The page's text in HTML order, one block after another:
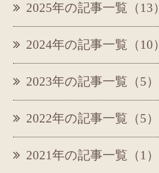
2025年の記事一覧（13）
2024年の記事一覧（10）
2023年の記事一覧（5）
2022年の記事一覧（5）
2021年の記事一覧（1）